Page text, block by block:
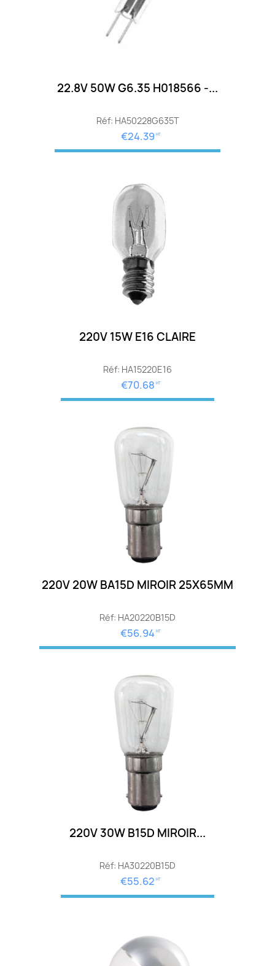
22.8V 50W G6.35 H018566 -...
Réf: HA50228G635T
€24.39 HT
220V 15W E16 CLAIRE
Réf: HA15220E16
€70.68 HT
220V 20W BA15D MIROIR 25X65MM
Réf: HA20220B15D
€56.94 HT
220V 30W B15D MIROIR...
Réf: HA30220B15D
€55.62 HT